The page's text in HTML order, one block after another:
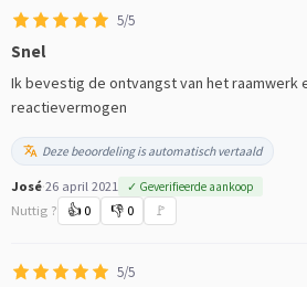
5/5
Snel
Ik bevestig de ontvangst van het raamwerk
reactievermogen
Deze beoordeling is automatisch vertaald
José·26 april 2021 ✓ Geverifieerde aankoop
Nuttig ? 👍 0 👎 0 🚩
5/5